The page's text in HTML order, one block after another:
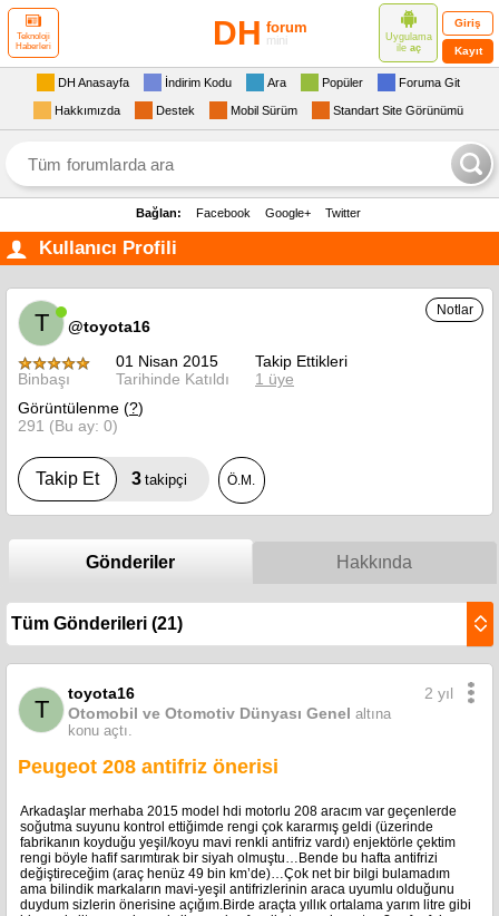
Teknoloji
Haberleri
DH forum
mini
Uygulama
ile aç
Giriş
Kayıt
DH Anasayfa İndirim Kodu Ara Popüler Foruma Git
Hakkımızda Destek Mobil Sürüm Standart Site Görünümü
Bağlan: Facebook Google+ Twitter
Kullanıcı Profili
T @toyota16
Notlar
Binbaşı
01 Nisan 2015
Tarihinde Katıldı
Takip Ettikleri
1 üye
Görüntülenme (?)
291 (Bu ay: 0)
Takip Et 3 takipçi Ö.M.
Gönderiler Hakkında
T
toyota16
Otomobil ve Otomotiv Dünyası Genel altına
konu açtı.
2 yıl
Peugeot 208 antifriz önerisi
Arkadaşlar merhaba 2015 model hdi motorlu 208 aracım var geçenlerde
soğutma suyunu kontrol ettiğimde rengi çok kararmış geldi (üzerinde
fabrikanın koyduğu yeşil/koyu mavi renkli antifriz vardı) enjektörle çektim
rengi böyle hafif sarımtırak bir siyah olmuştu…Bende bu hafta antifrizi
değiştireceğim (araç henüz 49 bin km’de)…Çok net bir bilgi bulamadım
ama bilindik markaların mavi-yeşil antifrizlerinin araca uyumlu olduğunu
duydum sizlerin önerisine açığım.Birde araçta yıllık ortalama yarım litre gibi